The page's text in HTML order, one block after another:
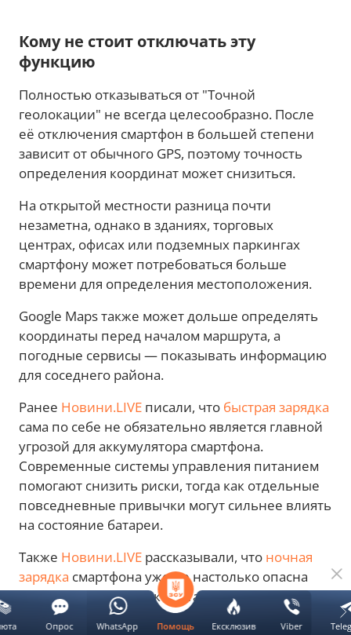
Кому не стоит отключать эту
функцию
Полностью отказываться от "Точной
геолокации" не всегда целесообразно. После
её отключения смартфон в большей степени
зависит от обычного GPS, поэтому точность
определения координат может снизиться.
На открытой местности разница почти
незаметна, однако в зданиях, торговых
центрах, офисах или подземных паркингах
смартфону может потребоваться больше
времени для определения местоположения.
Google Maps также может дольше определять
координаты перед началом маршрута, а
погодные сервисы — показывать информацию
для соседнего района.
Ранее Новини.LIVE писали, что быстрая зарядка
сама по себе не обязательно является главной
угрозой для аккумулятора смартфона.
Современные системы управления питанием
помогают снизить риски, тогда как отдельные
повседневные привычки могут сильнее влиять
на состояние батареи.
Также Новини.LIVE рассказывали, что ночная
зарядка смартфона уже не настолько опасна
для аккумулятора, как считалось ранее.
Современные механизмы управления
Помощь Ексклюзив Viber
Опрос WhatsApp